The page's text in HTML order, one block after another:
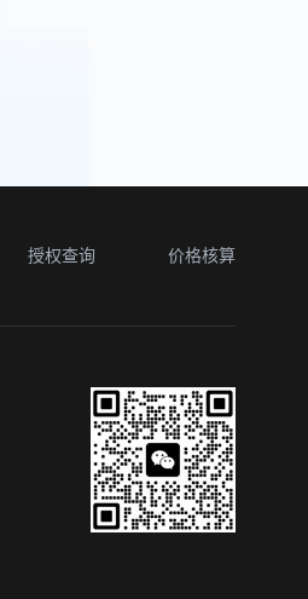
授权查询 价格核算